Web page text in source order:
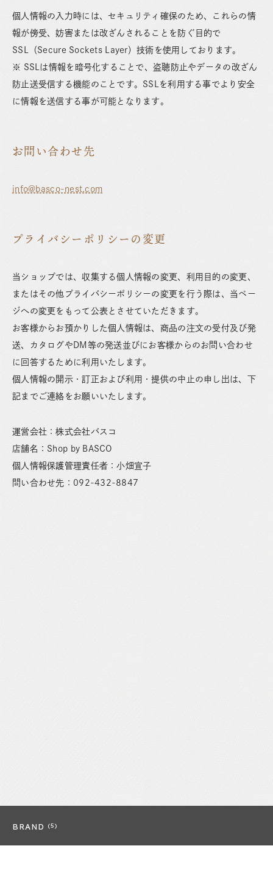
個人情報の入力時には、セキュリティ確保のため、これらの情
報が傍受、妨害または改ざんされることを防ぐ目的で
SSL（Secure Sockets Layer）技術を使用しております。
※ SSLは情報を暗号化することで、盗聴防止やデータの改ざん
防止送受信する機能のことです。SSLを利用する事でより安全
に情報を送信する事が可能となります。
お問い合わせ先
info@basco-nest.com
プライバシーポリシーの変更
当ショップでは、収集する個人情報の変更、利用目的の変更、
またはその他プライバシーポリシーの変更を行う際は、当ペー
ジへの変更をもって公表とさせていただきます。
お客様からお預かりした個人情報は、商品の注文の受付及び発
送、カタログやDM等の発送並びにお客様からのお問い合わせ
に回答するために利用いたします。
個人情報の開示・訂正および利用・提供の中止の申し出は、下
記までご連絡をお願いいたします。
運営会社：株式会社バスコ
店舗名：Shop by BASCO
個人情報保護管理責任者：小畑宣子
問い合わせ先：092-432-8847
BRAND (5)